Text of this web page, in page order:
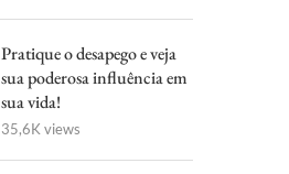
Pratique o desapego e veja
sua poderosa influência em
sua vida!
35,6K views